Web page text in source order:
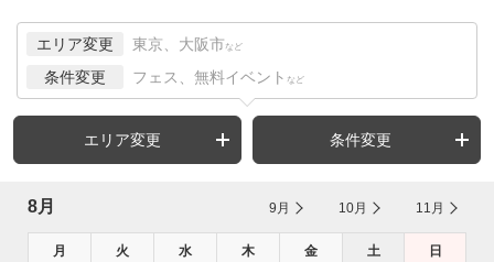
エリア変更 東京、大阪市 など
条件変更 フェス、無料イベント など
エリア変更 条件変更
8月 9月 10月 11月
月 火 水 木 金 土 日